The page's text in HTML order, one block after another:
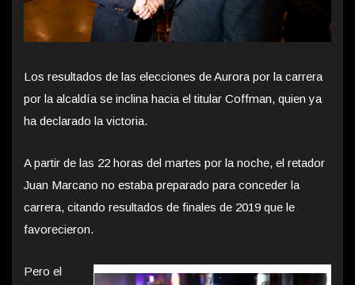
Los resultados de las elecciones de Aurora por la carrera
por la alcaldía se inclina hacia el titular Coffman, quien ya
ha declarado la victoria.
A partir de las 22 horas del martes por la noche, el retador
Juan Marcano no estaba preparado para conceder la
carrera, citando resultados de finales de 2019 que le
favorecieron.
Pero el